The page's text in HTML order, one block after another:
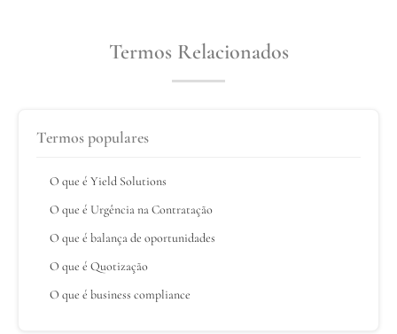
Termos Relacionados
Termos populares
O que é Yield Solutions
O que é Urgência na Contratação
O que é balança de oportunidades
O que é Quotização
O que é business compliance